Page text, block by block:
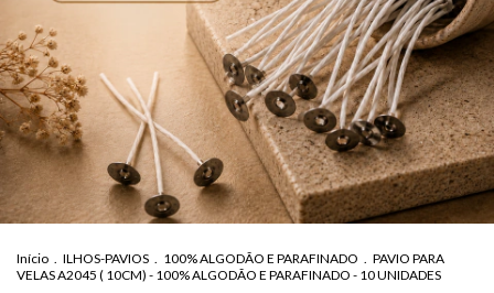
Início . ILHOS-PAVIOS . 100% ALGODÃO E PARAFINADO . PAVIO PARA
VELAS A2045 ( 10CM) - 100% ALGODÃO E PARAFINADO - 10 UNIDADES